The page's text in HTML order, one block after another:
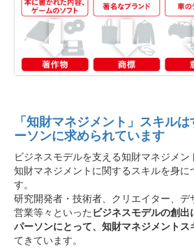
「知財マネジメント」スキル
ーソンに求められています
ビジネスモデルを支える知財マネジメン
知財マネジメントに関するスキルを身
す。
研究開発者・技術者、クリエイター、
営業等々といった ビジネスモデルの創
パーソンにとって、知財マネジメント
てきています。